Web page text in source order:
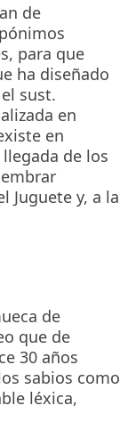
de
para que
ha diseñado
sust.
en
en
de los
Juguete y, a la
de
que de
30 años
sabios como
léxica,